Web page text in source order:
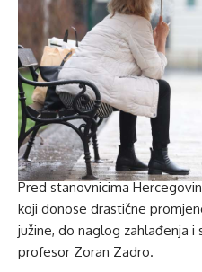
Pred stanovnicima
koji donose drastične
južine, do naglog zahlađenja i
profesor Zoran Zadro.